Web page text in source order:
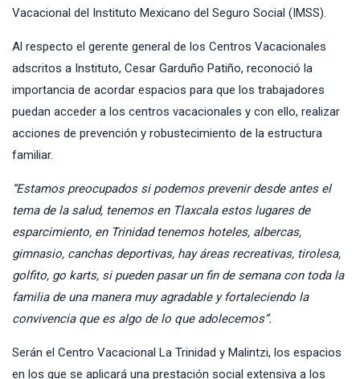
Vacacional del Instituto Mexicano del Seguro Social (IMSS).
Al respecto el gerente general de los Centros Vacacionales
adscritos a Instituto, Cesar Garduño Patiño, reconoció la
importancia de acordar espacios para que los trabajadores
puedan acceder a los centros vacacionales y con ello, realizar
acciones de prevención y robustecimiento de la estructura
familiar.
“Estamos preocupados si podemos prevenir desde antes el
tema de la salud, tenemos en Tlaxcala estos lugares de
esparcimiento, en Trinidad tenemos hoteles, albercas,
gimnasio, canchas deportivas, hay áreas recreativas, tirolesa,
golfito, go karts, si pueden pasar un fin de semana con toda la
familia de una manera muy agradable y fortaleciendo la
convivencia que es algo de lo que adolecemos”.
Serán el Centro Vacacional La Trinidad y Malintzi, los espacios
en los que se aplicará una prestación social extensiva a los